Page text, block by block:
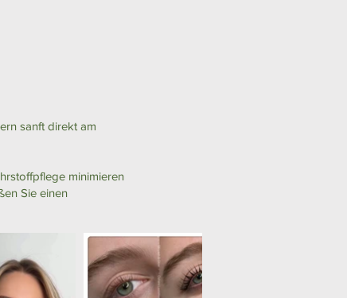
sanft direkt am
minimieren
Sie einen